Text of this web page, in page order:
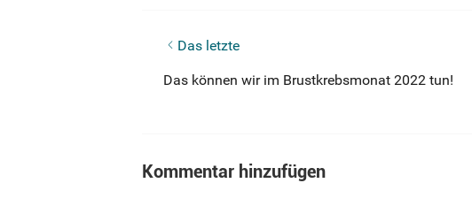
Das letzte
Neue Olight Produkte im Oktober!
Das können wir im Brustkrebsmonat 2022 tun!
Kommentar hinzufügen